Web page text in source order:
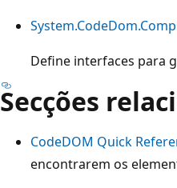
Define interfaces para
Secções
CodeDOM Quick
encontrarem os